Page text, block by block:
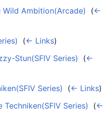
Wild Ambition(Arcade) (←
(← Links)
Stun(SFIV Series)
(←
Series)
(← Links)
Series)
(←